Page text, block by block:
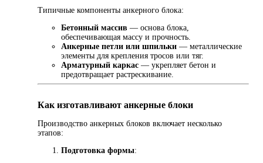
Типичные компоненты анкерного блока:
Бетонный массив — основа блока,
обеспечивающая массу и прочность.
Анкерные петли или шпильки — металлические
элементы для крепления тросов или тяг.
Арматурный каркас — укрепляет бетон и
предотвращает растрескивание.
Как изготавливают анкерные блоки
Производство анкерных блоков включает несколько
этапов:
Подготовка формы: